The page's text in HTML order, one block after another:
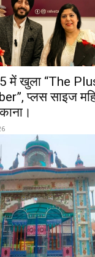
में खुला “The
प्लस साइज